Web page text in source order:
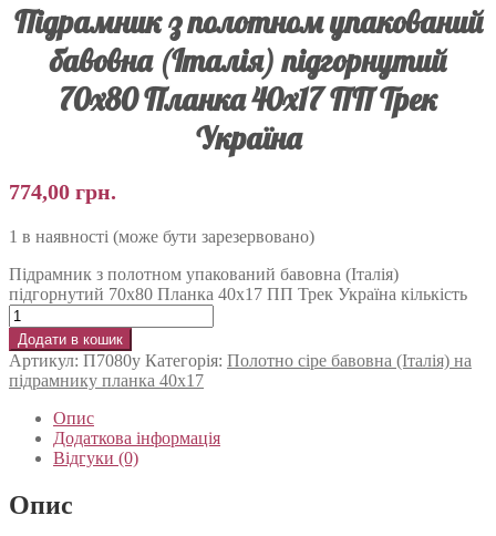
Підрамник з полотном упакований
бавовна (Італія) підгорнутий
70х80 Планка 40х17 ПП Трек
Україна
774,00 грн.
1 в наявності (може бути зарезервовано)
Підрамник з полотном упакований бавовна (Італія)
підгорнутий 70х80 Планка 40х17 ПП Трек Україна кількість
Додати в кошик
Артикул: П7080у Категорія: Полотно сіре бавовна (Італія) на
підрамнику планка 40х17
Опис
Додаткова інформація
Відгуки (0)
Опис